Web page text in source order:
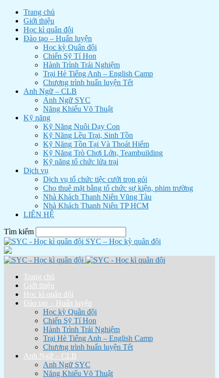
Trang chủ
Giới thiệu
Học kì quân đội
Đào tạo – Huấn luyện
Học kỳ Quân đội
Chiến Sỹ Tí Hon
Hành Trình Trải Nghiệm
Trại Hè Tiếng Anh – English Camp
Chương trình huấn luyện Tết
Anh Ngữ – CLB
Anh Ngữ SYC
Năng Khiếu Võ Thuật
Kỹ năng
Kỹ Năng Nuôi Dạy Con
Kỹ Năng Lều Trại, Sinh Tồn
Kỹ Năng Tồn Tại Và Thoát Hiểm
Kỹ Năng Trò Chơi Lớn, Teambuilding
Kỹ năng tổ chức lửa trại
Dịch vụ
Dịch vụ tổ chức tiệc cưới trọn gói
Cho thuê mặt bằng tổ chức sự kiện, phim trường
Nhà Khách Thanh Niên Vũng Tàu
Nhà Khách Thanh Niên TP HCM
LIÊN HỆ
Tìm kiếm
SYC – Học kỳ quân đội
Trang chủ
Giới thiệu
Học kì quân đội
Đào tạo – Huấn luyện
Học kỳ Quân đội
Chiến Sỹ Tí Hon
Hành Trình Trải Nghiệm
Trại Hè Tiếng Anh – English Camp
Chương trình huấn luyện Tết
Anh Ngữ – CLB
Anh Ngữ SYC
Năng Khiếu Võ Thuật